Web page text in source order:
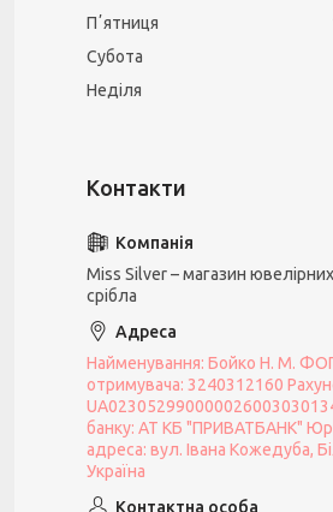
Пʼятниця
Субота
Неділя
Miss Silver – магазин ювелірних
срібла
Найменування: Бойко Н. М.
отримувача: 3240312160
банку: АТ КБ "ПРИВАТБАНК"
адреса: вул. Івана Кожедуба,
Україна